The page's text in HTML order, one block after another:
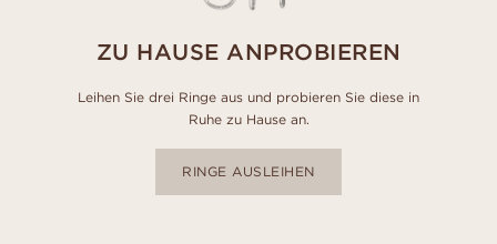
ZU HAUSE ANPROBIEREN
Leihen Sie drei Ringe aus und probieren Sie diese in
Ruhe zu Hause an.
RINGE AUSLEIHEN